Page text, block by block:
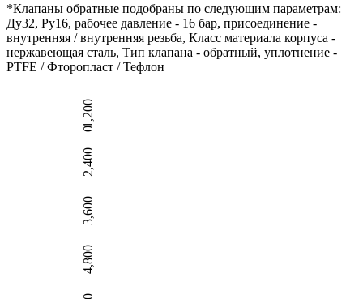
*Клапаны обратные подобраны по следующим параметрам:
Ду32, Ру16, рабочее давление - 16 бар, присоединение -
внутренняя / внутренняя резьба, Класс материала корпуса -
нержавеющая сталь, Тип клапана - обратный, уплотнение -
PTFE / Фторопласт / Тефлон
0
1,200
2,400
3,600
4,800